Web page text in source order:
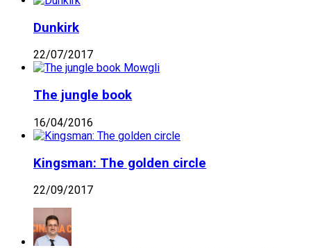
Dunkirk
22/07/2017
The jungle book
16/04/2016
Kingsman: The golden circle
22/09/2017